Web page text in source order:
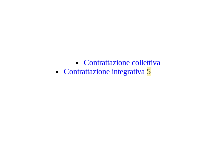
Contrattazione collettiva
Contrattazione integrativa 5